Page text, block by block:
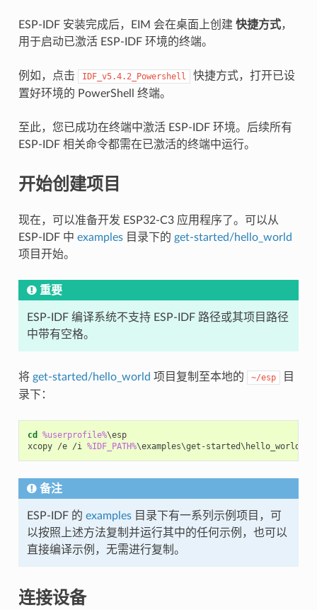
ESP-IDF 安装完成后，EIM 会在桌面上创建 快捷方式，
用于启动已激活 ESP-IDF 环境的终端。
例如，点击 IDF_v5.4.2_Powershell
快捷方式，打开已设
置好环境的 PowerShell 终端。
至此，您已成功在终端中激活 ESP-IDF 环境。后续所有
ESP-IDF 相关命令都需在已激活的终端中运行。
开始创建项目
现在，可以准备开发 ESP32-C3 应用程序了。可以从
ESP-IDF 中 examples目录下的 get-started/hello_world
项目开始。
重要
ESP-IDF 编译系统不支持 ESP-IDF 路径或其项目路径
中带有空格。
将 get-started/hello_world 项目复制至本地的 ~/esp
目
录下：
cd %userprofile%\esp
xcopy /e /i %IDF_PATH%
备注
ESP-IDF 的 examples目录下有一系列示例项目，可
以按照上述方法复制并运行其中的任何示例，也可以
直接编译示例，无需进行复制。
连接设备